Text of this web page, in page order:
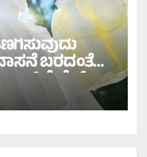
ಬರದಂತೆ
ಇಲ್ಲಿವೆ ಬೆಸ್ಟ್